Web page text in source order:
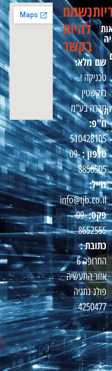
נשמח
להיות
בקשר
שם מלא:
טכניקה י.
בוקשטין
חברה בע"מ
ח"פ:
510428105
טלפון :09-
8850505
מייל:
info@tjb.co.il
פקס:09-
8652555
כתובת :
התרופה 6
אזור התעשיה
פולג נתניה
4250477